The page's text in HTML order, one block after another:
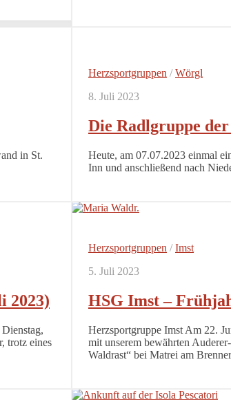
in St.
Herzsportgruppen /Wörgl
8. Juli 2023
Die Radlgruppe
Heute, am 07.07.2023 einmal
Inn und anschließend nach
2023)
trotz eines
Herzsportgruppen /Imst
5. Juli 2023
HSG Imst –
Herzsportgruppe Imst Am 22.
mit unserem bewährten
Waldrast“ bei Matrei am